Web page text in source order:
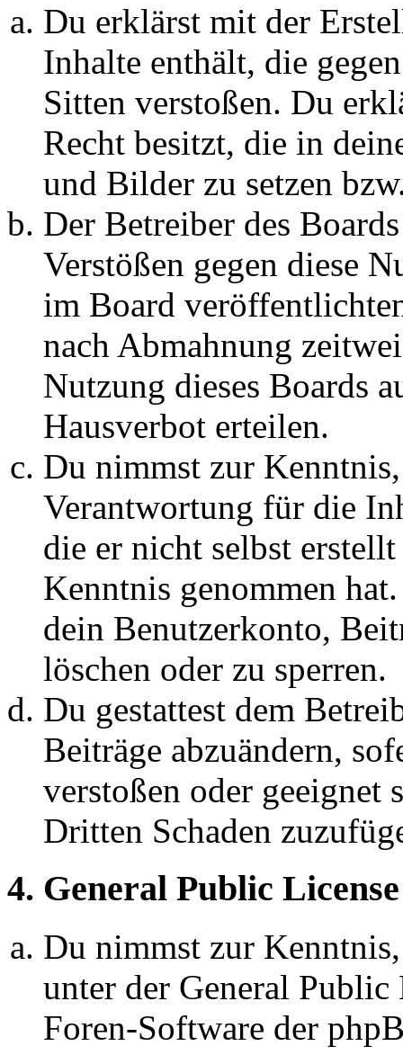
Du erklärst mit der
Inhalte enthält, die
Sitten verstoßen. Du
Recht besitzt, die in
und Bilder zu setzen
Der Betreiber des
Verstößen gegen diese
im Board
nach Abmahnung
Nutzung dieses Boards
Hausverbot erteilen.
Du nimmst zur
Verantwortung für die
die er nicht selbst
Kenntnis genommen
dein Benutzerkonto,
löschen oder zu sperren.
Du gestattest dem
Beiträge abzuändern,
verstoßen oder geeignet
Dritten Schaden
4. General Public License
Du nimmst zur
unter der General
Foren-Software der